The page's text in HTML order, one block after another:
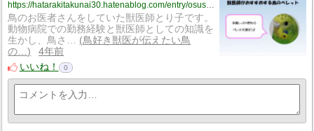
https://hatarakitakunai30.hatenablog.com/entry/osusumeperetto
鳥のお医者さんをしていた獣医師とり子です。
動物病院での勤務経験と獣医師としての知識を
生かし、鳥さ…
鳥好き獣医が伝えたい鳥
の…
4年前
いいね！
0